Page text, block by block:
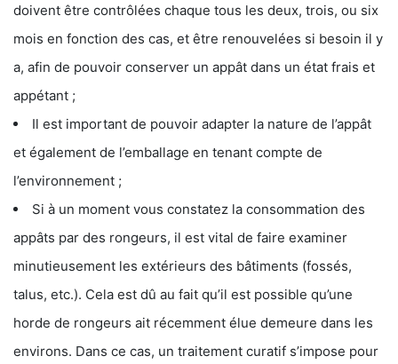
doivent être contrôlées chaque tous les deux, trois, ou six
mois en fonction des cas, et être renouvelées si besoin il y
a, afin de pouvoir conserver un appât dans un état frais et
appétant ;
Il est important de pouvoir adapter la nature de l’appât
et également de l’emballage en tenant compte de
l’environnement ;
Si à un moment vous constatez la consommation des
appâts par des rongeurs, il est vital de faire examiner
minutieusement les extérieurs des bâtiments (fossés,
talus, etc.). Cela est dû au fait qu’il est possible qu’une
horde de rongeurs ait récemment élue demeure dans les
environs. Dans ce cas, un traitement curatif s’impose pour